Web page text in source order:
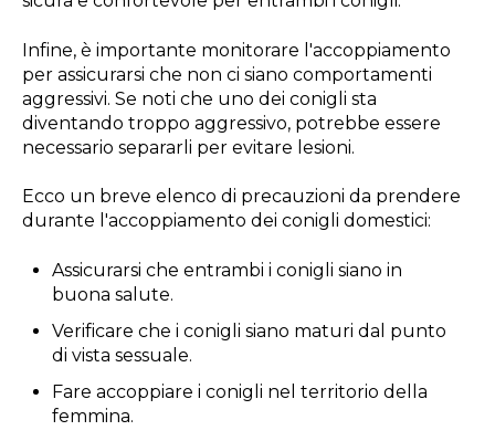
Infine, è importante monitorare l'accoppiamento
per assicurarsi che non ci siano comportamenti
aggressivi. Se noti che uno dei conigli sta
diventando troppo aggressivo, potrebbe essere
necessario separarli per evitare lesioni.
Ecco un breve elenco di precauzioni da prendere
durante l'accoppiamento dei conigli domestici:
Assicurarsi che entrambi i conigli siano in
buona salute.
Verificare che i conigli siano maturi dal punto
di vista sessuale.
Fare accoppiare i conigli nel territorio della
femmina.